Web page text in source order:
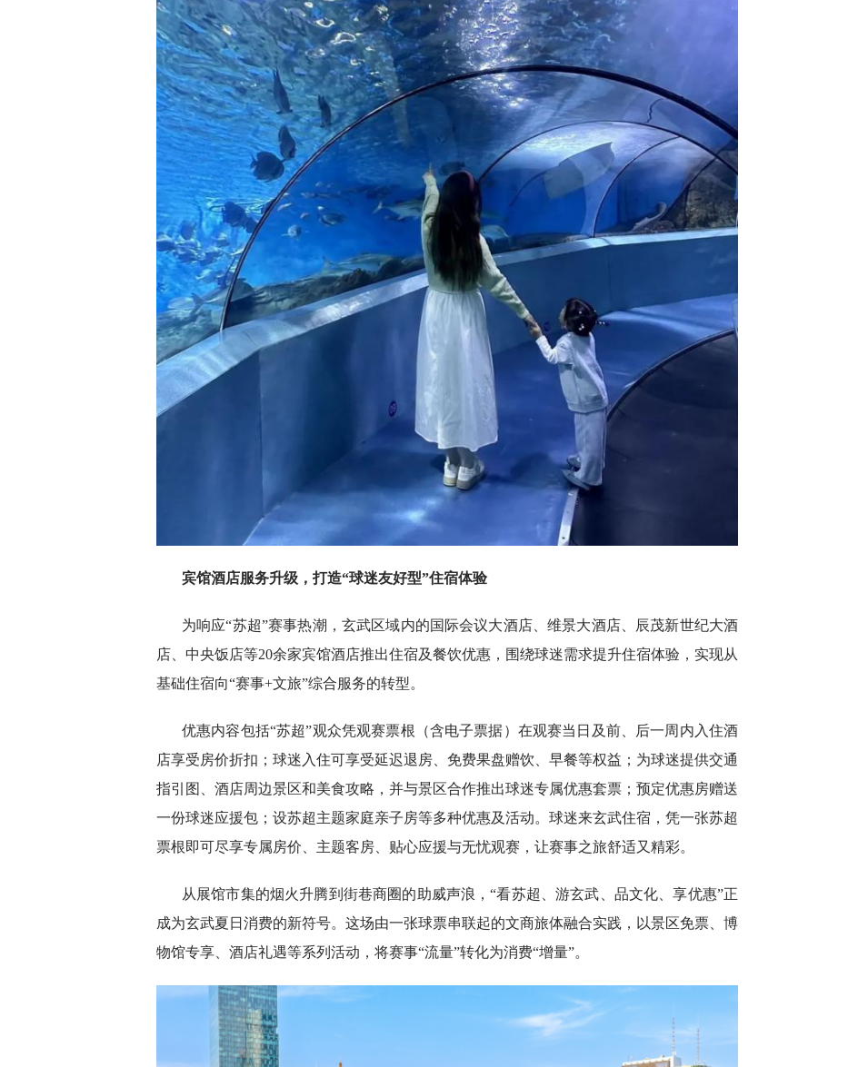
宾馆酒店服务升级，打造“球迷友好型”住宿体验
为响应“苏超”赛事热潮，玄武区域内的国际会议大酒店、维景大酒店、辰茂新世纪大酒
店、中央饭店等20余家宾馆酒店推出住宿及餐饮优惠，围绕球迷需求提升住宿体验，实现从
基础住宿向“赛事+文旅”综合服务的转型。
优惠内容包括“苏超”观众凭观赛票根（含电子票据）在观赛当日及前、后一周内入住酒
店享受房价折扣；球迷入住可享受延迟退房、免费果盘赠饮、早餐等权益；为球迷提供交通
指引图、酒店周边景区和美食攻略，并与景区合作推出球迷专属优惠套票；预定优惠房赠送
一份球迷应援包；设苏超主题家庭亲子房等多种优惠及活动。球迷来玄武住宿，凭一张苏超
票根即可尽享专属房价、主题客房、贴心应援与无忧观赛，让赛事之旅舒适又精彩。
从展馆市集的烟火升腾到街巷商圈的助威声浪，“看苏超、游玄武、品文化、享优惠”正
成为玄武夏日消费的新符号。这场由一张球票串联起的文商旅体融合实践，以景区免票、博
物馆专享、酒店礼遇等系列活动，将赛事“流量”转化为消费“增量”。